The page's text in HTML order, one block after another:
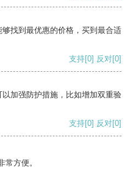
找到最优惠的价格，买到最合适
支持[0] 反对[0]
加强防护措施，比如增加双重验
支持[0] 反对[0]
方便。